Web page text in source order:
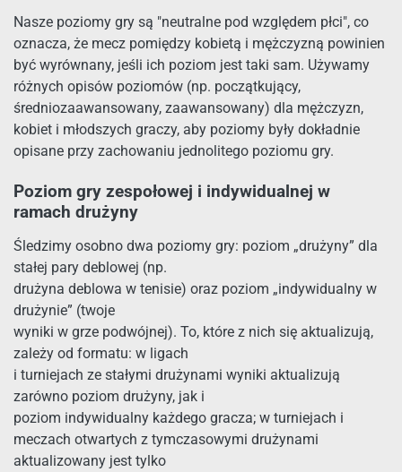
Nasze poziomy gry są "neutralne pod względem płci", co
oznacza, że mecz pomiędzy kobietą i mężczyzną powinien
być wyrównany, jeśli ich poziom jest taki sam. Używamy
różnych opisów poziomów (np. początkujący,
średniozaawansowany, zaawansowany) dla mężczyzn,
kobiet i młodszych graczy, aby poziomy były dokładnie
opisane przy zachowaniu jednolitego poziomu gry.
Poziom gry zespołowej i indywidualnej w
ramach drużyny
Śledzimy osobno dwa poziomy gry: poziom „drużyny” dla
stałej pary deblowej (np.
drużyna deblowa w tenisie) oraz poziom „indywidualny w
drużynie” (twoje
wyniki w grze podwójnej). To, które z nich się aktualizują,
zależy od formatu: w ligach
i turniejach ze stałymi drużynami wyniki aktualizują
zarówno poziom drużyny, jak i
poziom indywidualny każdego gracza; w turniejach i
meczach otwartych z tymczasowymi drużynami
aktualizowany jest tylko